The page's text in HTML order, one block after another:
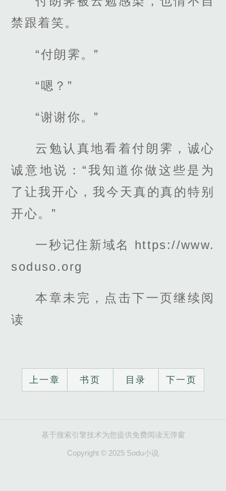
禁跟着笑。
“付朗霁。”
“嗯？”
“谢谢你。”
云勉认真地看着付朗霁，诚心
诚意地说：“我知道你做这些是为
了让我开心，我今天真的真的特别
开心。”
一秒记住新域名 https://www.
soduso.org
本章未完，点击下一页继续阅
读
上一章 书页 目录 下一页
基于搜索引擎技术为您提供免费阅读无弹窗
Copyright © 2025 Sodu小说